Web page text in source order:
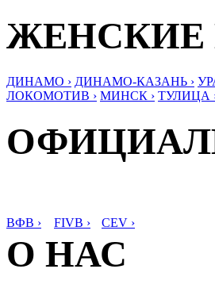
ЖЕНСКИЕ
ДИНАМО › ДИНАМО-КАЗАНЬ ›
ЛОКОМОТИВ › МИНСК › ТУЛИЦА
ВФВ › FIVB › CEV ›
О НАС